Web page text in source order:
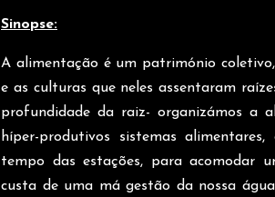
Sinopse:
A alimentação é um património
e as culturas que neles assentaram
profundidade da raiz- organizámos a
híper-produtivos sistemas
tempo das estações, para acomodar
custa de uma má gestão da nossa